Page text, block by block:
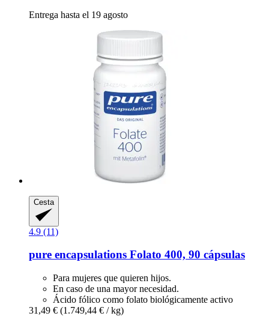
Entrega hasta el 19 agosto
Cesta
4.9 (11)
pure encapsulations Folato 400, 90 cápsulas
Para mujeres que quieren hijos.
En caso de una mayor necesidad.
Ácido fólico como folato biológicamente activo
31,49 € (1.749,44 € / kg)